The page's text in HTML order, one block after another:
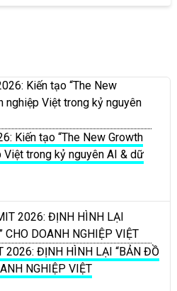
Kiến tạo “The New Growth
Việt trong kỷ nguyên AI & dữ
2026: ĐỊNH HÌNH LẠI “BẢN ĐỒ
NGHIỆP VIỆT